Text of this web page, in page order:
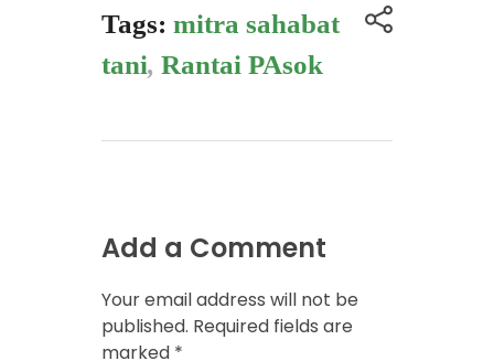
Tags: mitra sahabat
tani, Rantai PAsok
Add a Comment
Your email address will not be
published. Required fields are
marked *